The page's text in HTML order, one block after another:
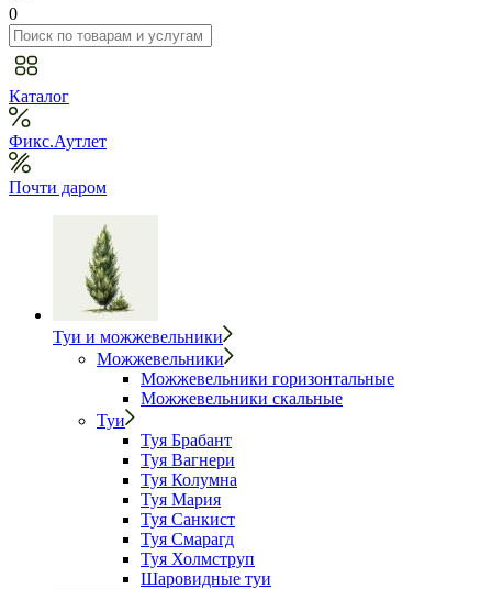
0
Каталог
Фикс.Аутлет
Почти даром
Туи и можжевельники
Можжевельники
Можжевельники горизонтальные
Можжевельники скальные
Туи
Туя Брабант
Туя Вагнери
Туя Колумна
Туя Мария
Туя Санкист
Туя Смарагд
Туя Холмструп
Шаровидные туи